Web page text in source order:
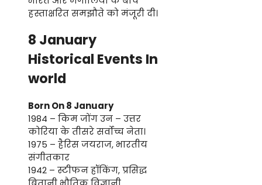
हस्ताक्षरित समझौते को मंजूरी दी।
8 January
Historical Events In
world
Born On 8 January
1984 – किम जोंग उन – उत्तर
कोरिया के तीसरे सर्वोच्च नेता।
1975 – हैरिस जयराज, भारतीय
संगीतकार
1942 – स्टीफन हॉकिंग, प्रसिद्ध